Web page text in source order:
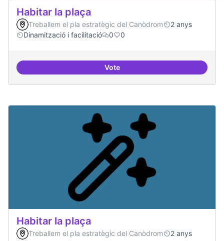
Habitar la plaça
Treballem el pla estratègic del Canòdrom
2 anys
Dinamització i facilitació
0 0
VoteHabitar la plaça
Habitar la plaça
Treballem el pla estratègic del Canòdrom
2 anys